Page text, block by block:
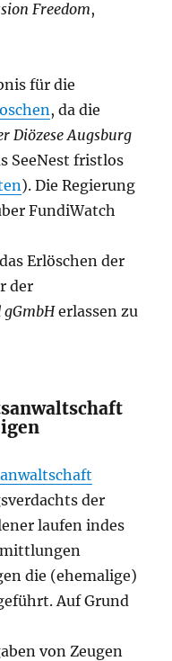
Freedom,
für die
, da die
Diözese Augsburg
SeeNest fristlos
). Die Regierung
FundiWatch
Erlöschen der
der
erlassen zu
der
laufen indes
die (ehemalige)
Auf Grund
von Zeugen